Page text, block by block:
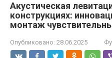
Акустическая
конструкциях:
монтаж
Опубликовано: 28.06.2025